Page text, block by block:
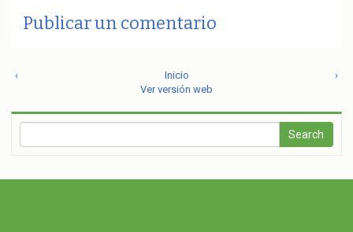
Publicar un comentario
‹ ›
Inicio
Ver versión web